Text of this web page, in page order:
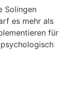
Solingen
es mehr als
für